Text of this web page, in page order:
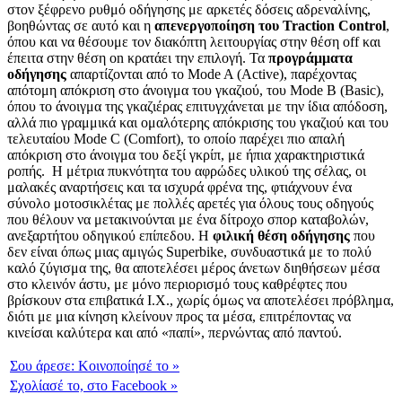
στον ξέφρενο ρυθμό οδήγησης με αρκετές δόσεις αδρεναλίνης,
βοηθώντας σε αυτό και η απενεργοποίηση του Traction Control,
όπου και να θέσουμε τον διακόπτη λειτουργίας στην θέση off και
έπειτα στην θέση on κρατάει την επιλογή. Τα προγράμματα
οδήγησης απαρτίζονται από το Mode A (Active), παρέχοντας
απότομη απόκριση στο άνοιγμα του γκαζιού, του Mode B (Basic),
όπου το άνοιγμα της γκαζιέρας επιτυγχάνεται με την ίδια απόδοση,
αλλά πιο γραμμικά και ομαλότερης απόκρισης του γκαζιού και του
τελευταίου Mode C (Comfort), το οποίο παρέχει πιο απαλή
απόκριση στο άνοιγμα του δεξί γκρίπ, με ήπια χαρακτηριστικά
ροπής. Η μέτρια πυκνότητα του αφρώδες υλικού της σέλας, οι
μαλακές αναρτήσεις και τα ισχυρά φρένα της, φτιάχνουν ένα
σύνολο μοτοσικλέτας με πολλές αρετές για όλους τους οδηγούς
που θέλουν να μετακινούνται με ένα δίτροχο σπορ καταβολών,
ανεξαρτήτου οδηγικού επίπεδου. Η φιλική θέση οδήγησης που
δεν είναι όπως μιας αμιγώς Superbike, συνδυαστικά με το πολύ
καλό ζύγισμα της, θα αποτελέσει μέρος άνετων διηθήσεων μέσα
στο κλεινόν άστυ, με μόνο περιορισμό τους καθρέφτες που
βρίσκουν στα επιβατικά Ι.Χ., χωρίς όμως να αποτελέσει πρόβλημα,
διότι με μια κίνηση κλείνουν προς τα μέσα, επιτρέποντας να
κινείσαι καλύτερα και από «παπί», περνώντας από παντού.
Σου άρεσε: Κοινοποίησέ το »
Σχολίασέ το, στο Facebook »